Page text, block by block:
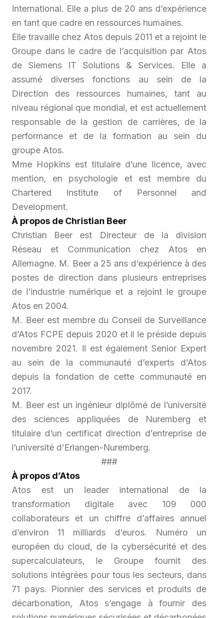
International. Elle a plus de 20 ans d’expérience
en tant que cadre en ressources humaines.
Elle travaille chez Atos depuis 2011 et a rejoint le
Groupe dans le cadre de l’acquisition par Atos
de Siemens IT Solutions & Services. Elle a
assumé diverses fonctions au sein de la
Direction des ressources humaines, tant au
niveau régional que mondial, et est actuellement
responsable de la gestion de carrières, de la
performance et de la formation au sein du
groupe Atos.
Mme Hopkins est titulaire d’une licence, avec
mention, en psychologie et est membre du
Chartered Institute of Personnel and
Development.
À propos de Christian Beer
Christian Beer est Directeur de la division
Réseau et Communication chez Atos en
Allemagne. M. Beer a 25 ans d’expérience à des
postes de direction dans plusieurs entreprises
de l’industrie numérique et a rejoint le groupe
Atos en 2004.
M. Beer est membre du Conseil de Surveillance
d’Atos FCPE depuis 2020 et il le préside depuis
novembre 2021. Il est également Senior Expert
au sein de la communauté d’experts d’Atos
depuis la fondation de cette communauté en
2017.
M. Beer est un ingénieur diplômé de l’université
des sciences appliquées de Nuremberg et
titulaire d’un certificat direction d’entreprise de
l’université d’Erlangen-Nuremberg.
###
À propos d’Atos
Atos est un leader international de la
transformation digitale avec 109 000
collaborateurs et un chiffre d’affaires annuel
d’environ 11 milliards d’euros. Numéro un
européen du cloud, de la cybersécurité et des
supercalculateurs, le Groupe fournit des
solutions intégrées pour tous les secteurs, dans
71 pays. Pionnier des services et produits de
décarbonation, Atos s’engage à fournir des